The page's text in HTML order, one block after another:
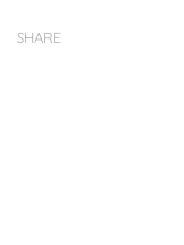
SHARE